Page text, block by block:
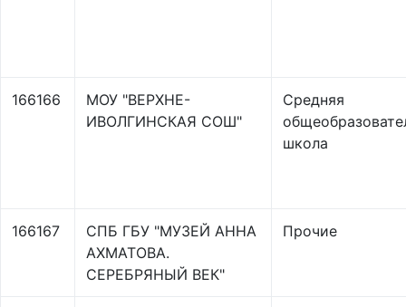
166166
МОУ "ВЕРХНЕ-
ИВОЛГИНСКАЯ СОШ"
Средняя
школа
166167
СПБ ГБУ "МУЗЕЙ АННА
АХМАТОВА.
СЕРЕБРЯНЫЙ ВЕК"
Прочие